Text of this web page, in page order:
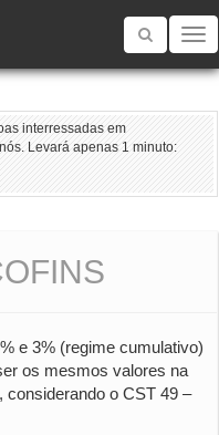
Toggle
interressadas em
Levará apenas 1 minuto:
e 3% (regime cumulativo)
os mesmos valores na
considerando o CST 49 –